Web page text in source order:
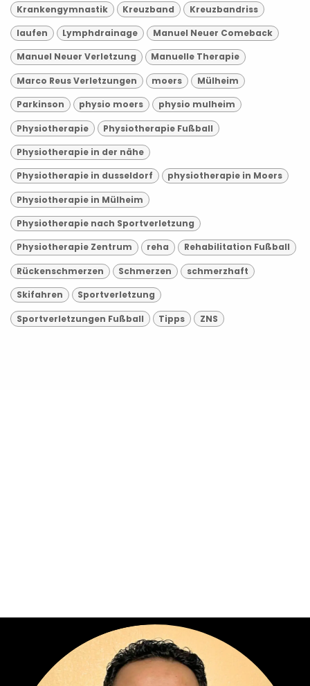
Krankengymnastik Kreuzband Kreuzbandriss
laufen Lymphdrainage Manuel Neuer Comeback
Manuel Neuer Verletzung Manuelle Therapie
Marco Reus Verletzungen moers Mülheim
Parkinson physio moers physio mulheim
Physiotherapie Physiotherapie Fußball
Physiotherapie in der nähe
Physiotherapie in dusseldorf physiotherapie in Moers
Physiotherapie in Mülheim
Physiotherapie nach Sportverletzung
Physiotherapie Zentrum reha Rehabilitation Fußball
Rückenschmerzen Schmerzen schmerzhaft
Skifahren Sportverletzung
Sportverletzungen Fußball Tipps ZNS